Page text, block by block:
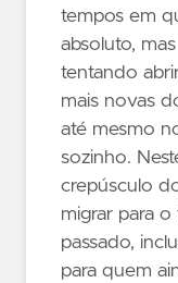
tempos em
absoluto,
tentando
mais novas
até mesmo
sozinho.
crepúsculo
migrar para
passado,
para quem